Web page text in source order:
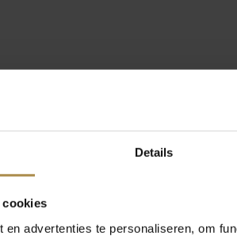
Details
cookies
advertenties te personaliseren, om